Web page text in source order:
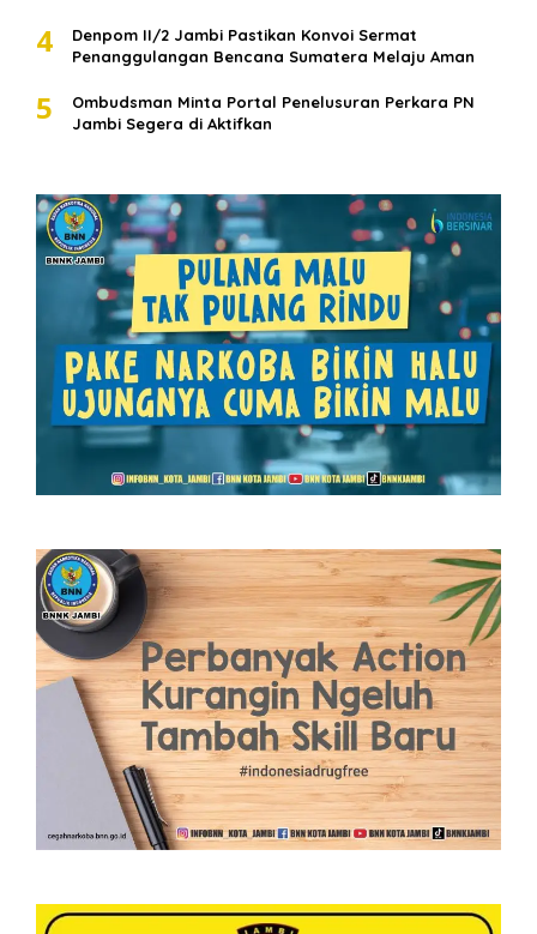
4
Denpom II/2 Jambi Pastikan Konvoi Sermat
Penanggulangan Bencana Sumatera Melaju Aman
5
Ombudsman Minta Portal Penelusuran Perkara PN
Jambi Segera di Aktifkan